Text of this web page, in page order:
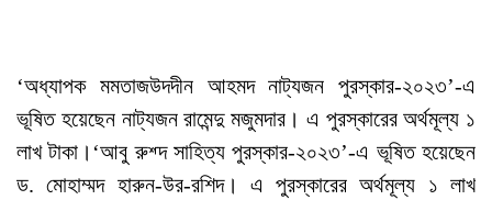
‘অধ্যাপক মমতাজউদদীন আহমদ নাট্যজন পুরস্কার-২০২৩’-এ
ভূষিত হয়েছেন নাট্যজন রামেন্দু মজুমদার। এ পুরস্কারের অর্থমূল্য ১
লাখ টাকা।‘আবু রুশ্দ সাহিত্য পুরস্কার-২০২৩’-এ ভূষিত হয়েছেন
ড. মোহাম্মদ হারুন-উর-রশিদ। এ পুরস্কারের অর্থমূল্য ১ লাখ